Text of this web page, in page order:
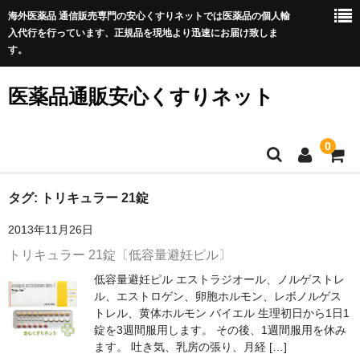
海外医薬品 通信販売専門の安心くすりネットでは医薬品の個人輸
入代行を行っています、正規品を現地より迅速にお届け致しま
す。
医薬品通販安心くすりネット
0
ホーム
利用規約
サイトマップ
良くある質問
プライバシーポリシー
タグ: トリキュラー 21錠
2013年11月26日
トリキュラー 21錠〔低容量避妊ピル〕
低容量避妊ピル エストラジオール、ノルゲストレ
ル、エストロゲン、卵胞ホルモン、レボノルゲス
トレル、黄体ホルモン バイエル 生理初日から1日1
錠を3週間服用します。 その後、1週間服用を休み
ます。 吐き気、乳房の張り、月経 […]